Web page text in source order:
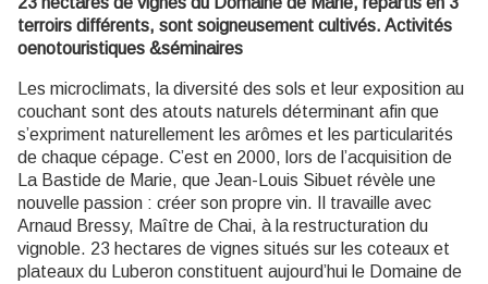
terroirs différents, sont soigneusement cultivés. Activités
oenotouristiques &séminaires
Les microclimats, la diversité des sols et leur exposition au
couchant sont des atouts naturels déterminant afin que
s’expriment naturellement les arômes et les particularités
de chaque cépage. C’est en 2000, lors de l’acquisition de
La Bastide de Marie, que Jean-Louis Sibuet révèle une
nouvelle passion : créer son propre vin. Il travaille avec
Arnaud Bressy, Maître de Chai, à la restructuration du
vignoble. 23 hectares de vignes situés sur les coteaux et
plateaux du Luberon constituent aujourd’hui le Domaine de